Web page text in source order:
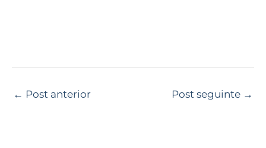
← Post anterior Post seguinte →